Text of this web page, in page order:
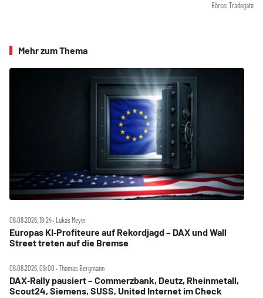
Börse: Tradegate
Mehr zum Thema
06.08.2026, 19:24 ‧ Lukas Meyer
Europas KI‑Profiteure auf Rekordjagd – DAX und Wall
Street treten auf die Bremse
06.08.2026, 09:00 ‧ Thomas Bergmann
DAX‑Rally pausiert – Commerzbank, Deutz, Rheinmetall,
Scout24, Siemens, SUSS, United Internet im Check